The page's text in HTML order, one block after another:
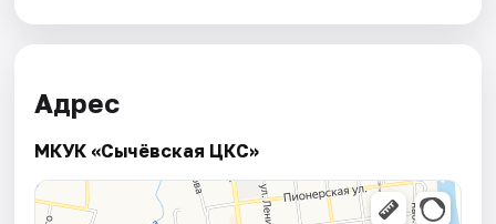
Адрес
МКУК «Сычёвская ЦКС»